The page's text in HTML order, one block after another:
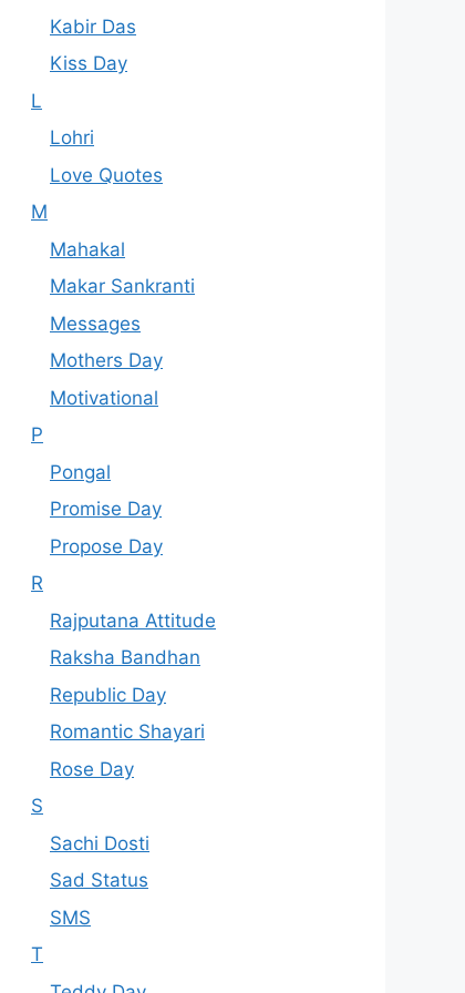
Kabir Das
Kiss Day
L
Lohri
Love Quotes
M
Mahakal
Makar Sankranti
Messages
Mothers Day
Motivational
P
Pongal
Promise Day
Propose Day
R
Rajputana Attitude
Raksha Bandhan
Republic Day
Romantic Shayari
Rose Day
S
Sachi Dosti
Sad Status
SMS
T